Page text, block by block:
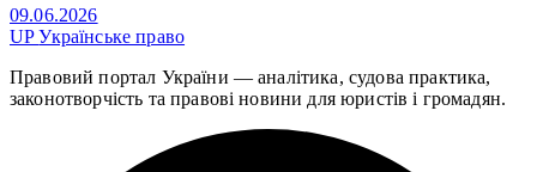
09.06.2026
UPУкраїнське право
Правовий портал України — аналітика, судова практика,
законотворчість та правові новини для юристів і громадян.